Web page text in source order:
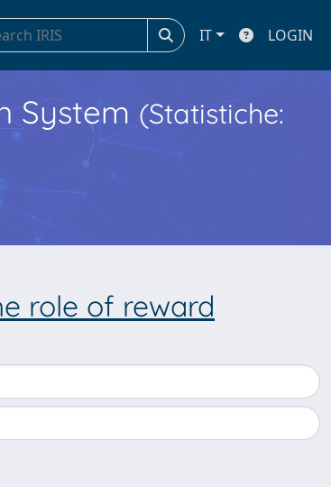
IT LOGIN
System (Statistiche:
role of reward